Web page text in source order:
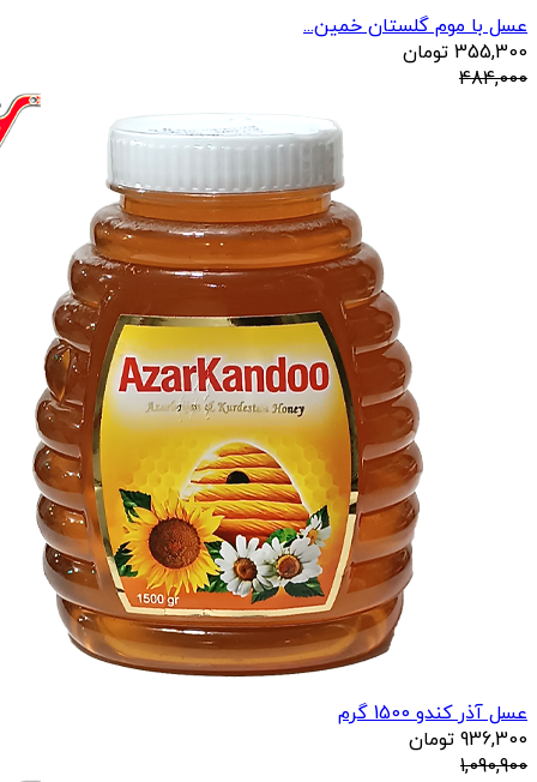
عسل با موم گلستان خمین...
355,300 تومان
484,000
عسل آذر کندو 1500 گرم
936,300 تومان
1,090,900